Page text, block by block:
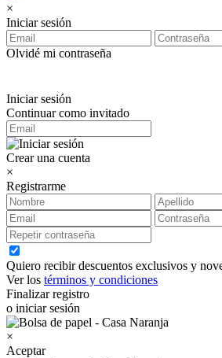
×
Iniciar sesión
Olvidé mi contraseña
Iniciar sesión
Continuar como invitado
Crear una cuenta
×
Registrarme
Quiero recibir descuentos exclusivos y
Ver los términos y condiciones
Finalizar registro
o iniciar sesión
×
Aceptar